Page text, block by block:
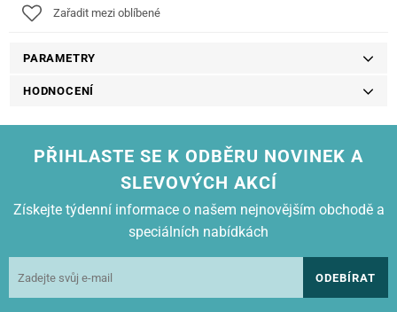
Zařadit mezi oblíbené
PARAMETRY
HODNOCENÍ
PŘIHLASTE SE K ODBĚRU NOVINEK A
SLEVOVÝCH AKCÍ
Získejte týdenní informace o našem nejnovějším obchodě a
speciálních nabídkách
ODEBÍRAT